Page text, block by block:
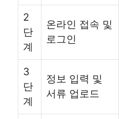
2
단
계
온라인 접속 및
로그인
3
단
계
정보 입력 및
서류 업로드